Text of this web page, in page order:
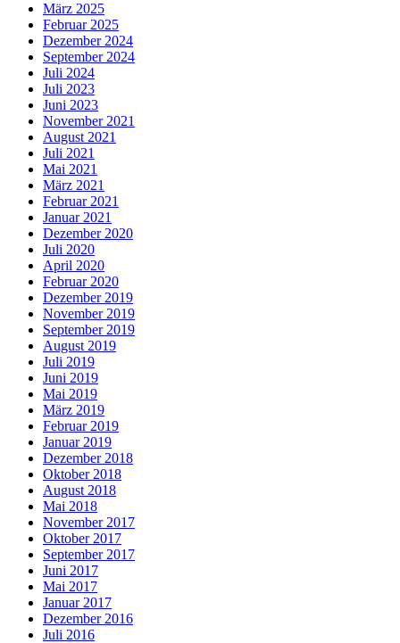
März 2025
Februar 2025
Dezember 2024
September 2024
Juli 2024
Juli 2023
Juni 2023
November 2021
August 2021
Juli 2021
Mai 2021
März 2021
Februar 2021
Januar 2021
Dezember 2020
Juli 2020
April 2020
Februar 2020
Dezember 2019
November 2019
September 2019
August 2019
Juli 2019
Juni 2019
Mai 2019
März 2019
Februar 2019
Januar 2019
Dezember 2018
Oktober 2018
August 2018
Mai 2018
November 2017
Oktober 2017
September 2017
Juni 2017
Mai 2017
Januar 2017
Dezember 2016
Juli 2016